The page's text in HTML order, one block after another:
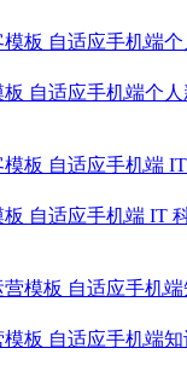
板 自适应手机端个
板 自适应手机端 IT
模板 自适应手机端